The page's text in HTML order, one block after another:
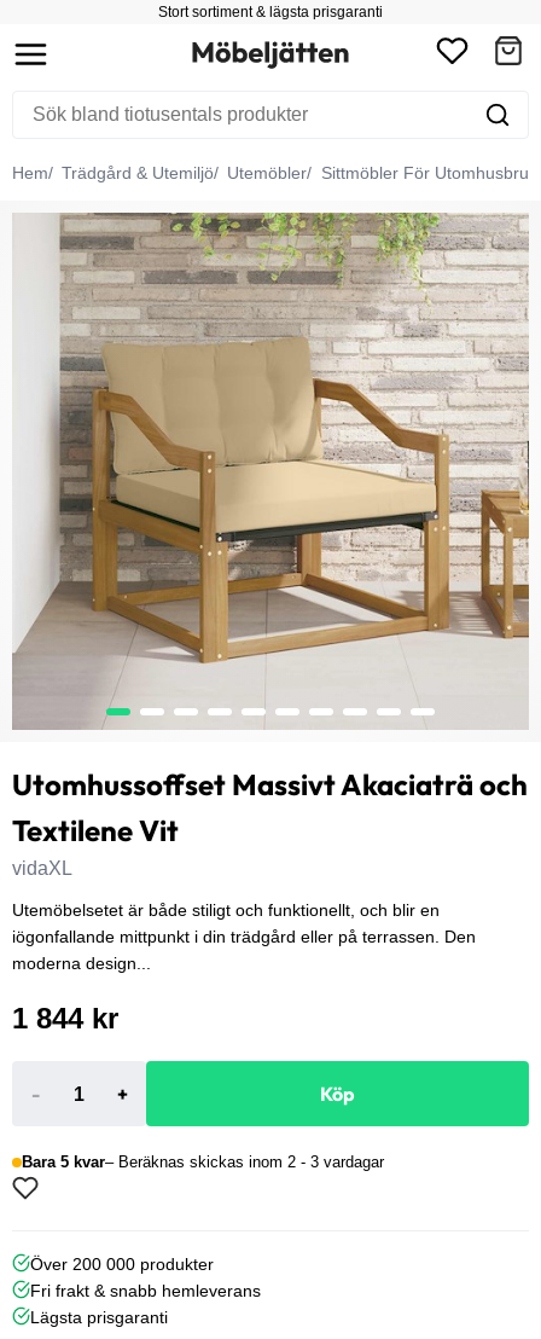
Stort sortiment & lägsta prisgaranti
Hem Trädgård & Utemiljö Utemöbler Sittmöbler För Utomhusbruk
Utomhussoffset Massivt Akaciaträ och
Textilene Vit
vidaXL
Utemöbelsetet är både stiligt och funktionellt, och blir en
iögonfallande mittpunkt i din trädgård eller på terrassen. Den
moderna design...
1 844 kr
- + Köp
Bara 5 kvar Beräknas skickas inom 2 - 3 vardagar
Över 200 000 produkter
Fri frakt & snabb hemleverans
Lägsta prisgaranti